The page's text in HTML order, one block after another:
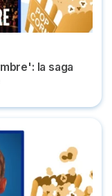
la saga
online